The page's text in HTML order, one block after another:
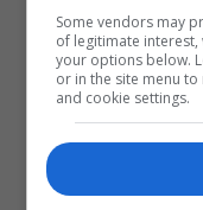
Some vendors may
of legitimate
your options below.
or in the site menu
and cookie settings.